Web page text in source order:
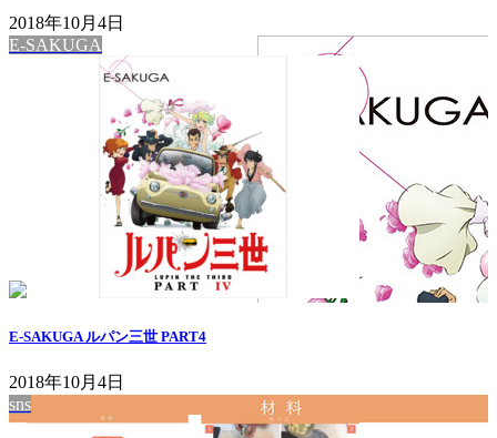
2018年10月4日
E-SAKUGA
E-SAKUGA ルパン三世 PART4
2018年10月4日
sns